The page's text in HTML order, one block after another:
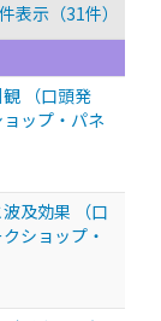
表示（31件）
（口頭発
ップ・パネ
及効果
（口
ショップ・